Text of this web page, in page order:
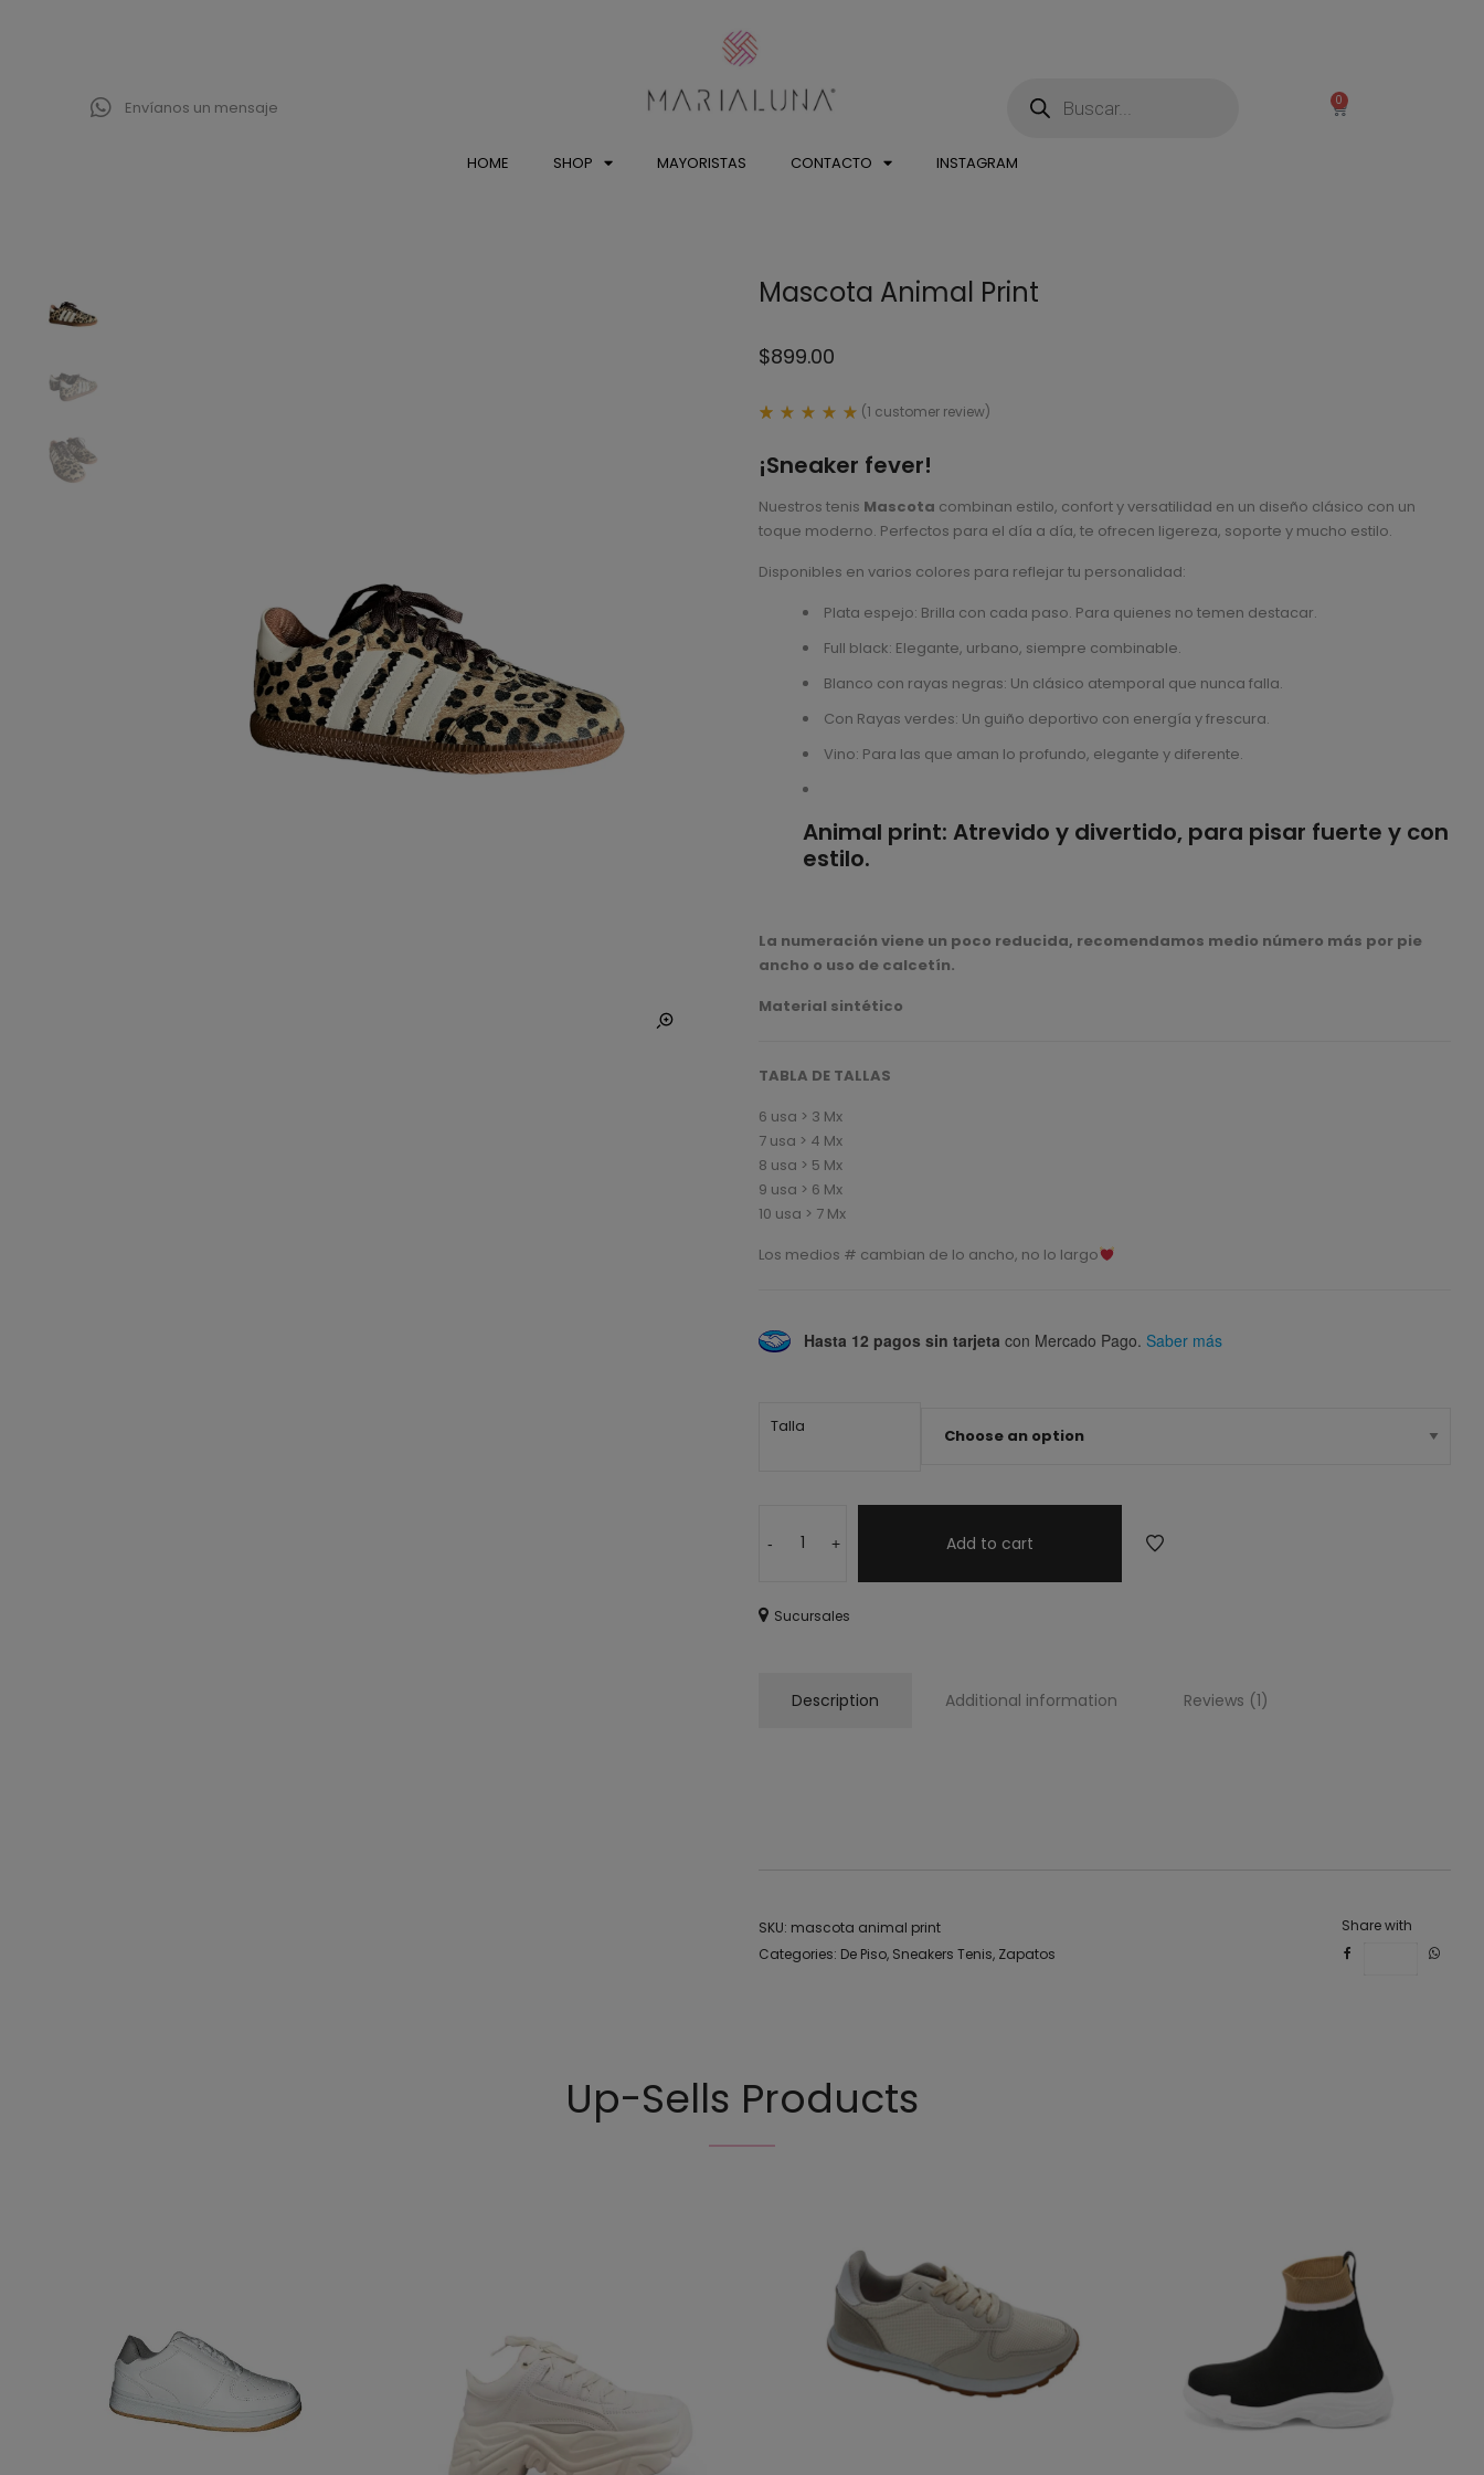
Envíanos un mensaje
HOME SHOP MAYORISTAS CONTACTO INSTAGRAM
0
Mascota Animal Print
$899.00
out
of 5
on
rating
(1 customer review)
¡Sneaker fever!
Nuestros tenis Mascota combinan estilo, confort y versatilidad en un diseño clásico con un
toque moderno. Perfectos para el día a día, te ofrecen ligereza, soporte y mucho estilo.
Disponibles en varios colores para reflejar tu personalidad:
Plata espejo: Brilla con cada paso. Para quienes no temen destacar.
Full black: Elegante, urbano, siempre combinable.
Blanco con rayas negras: Un clásico atemporal que nunca falla.
Con Rayas verdes: Un guiño deportivo con energía y frescura.
Vino: Para las que aman lo profundo, elegante y diferente.
Animal print: Atrevido y divertido, para pisar fuerte y con
estilo.
La numeración viene un poco reducida, recomendamos medio número más por pie
ancho o uso de calcetín.
Material sintético
TABLA DE TALLAS
6 usa > 3 Mx
7 usa > 4 Mx
8 usa > 5 Mx
9 usa > 6 Mx
10 usa > 7 Mx
Los medios # cambian de lo ancho, no lo largo
Hasta 12 pagos sin tarjeta con Mercado Pago. Saber más
Talla
- + Add to cart
Sucursales
Description Additional information Reviews (1)
SKU: mascota animal print
Categories: De Piso, Sneakers Tenis, Zapatos
Share with
Up-Sells Products